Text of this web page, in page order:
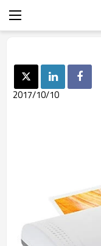
2017/10/10